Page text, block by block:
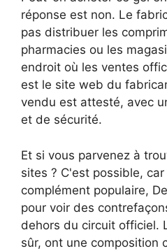
réponse est non. Le
pas distribuer les
pharmacies ou les
endroit où les ventes
est le site web du
vendu est attesté, avec
et de sécurité.
Et si vous parvenez à
sites ? C'est possible,
complément populaire,
pour voir des
dehors du circuit officiel.
sûr, ont une composition